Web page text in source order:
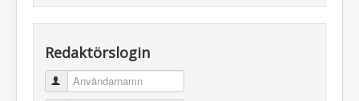
Redaktörslogin
Användarnamn